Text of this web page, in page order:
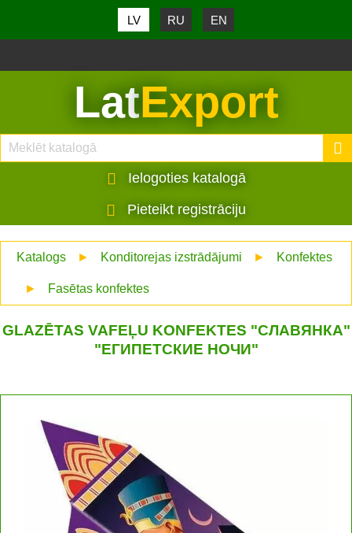
LV RU EN
LatExport
Ielogoties katalogā
Pieteikt registrāciju
Katalogs ► Konditorejas izstrādājumi ► Konfektes
► Fasētas konfektes
GLAZĒTAS VAFEĻU KONFEKTES "СЛАВЯНКА"
"ЕГИПЕТСКИЕ НОЧИ"